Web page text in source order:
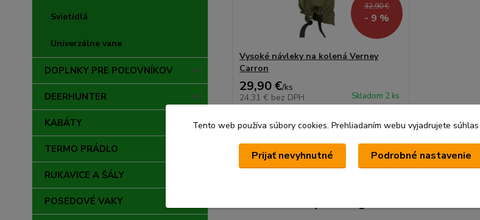
Svietidlá
Univerzálne vane
DOPLNKY PRE POĽOVNÍKOV
DEERHUNTER
KABÁTY
TERMO PRÁDLO
RUKAVICE A ŠÁLY
POSEDOVÉ VAKY
32,90 €
- 9 %
Vysoké návleky na kolená Verney
Carron
29,90 €/ks
24,31 € bez DPH Skladom 2 ks
Tento web používa súbory cookies. Prehliadaním webu vyjadrujete súhlas
Prijať nevyhnutné Podrobné nastavenie